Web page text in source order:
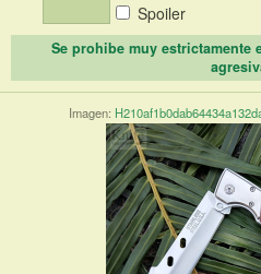
Spoiler
Se prohibe muy
Imagen: